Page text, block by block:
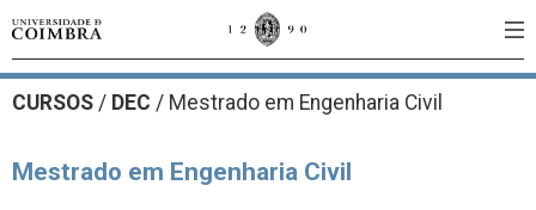
CURSOS / DEC / Mestrado em Engenharia Civil
Mestrado em Engenharia Civil